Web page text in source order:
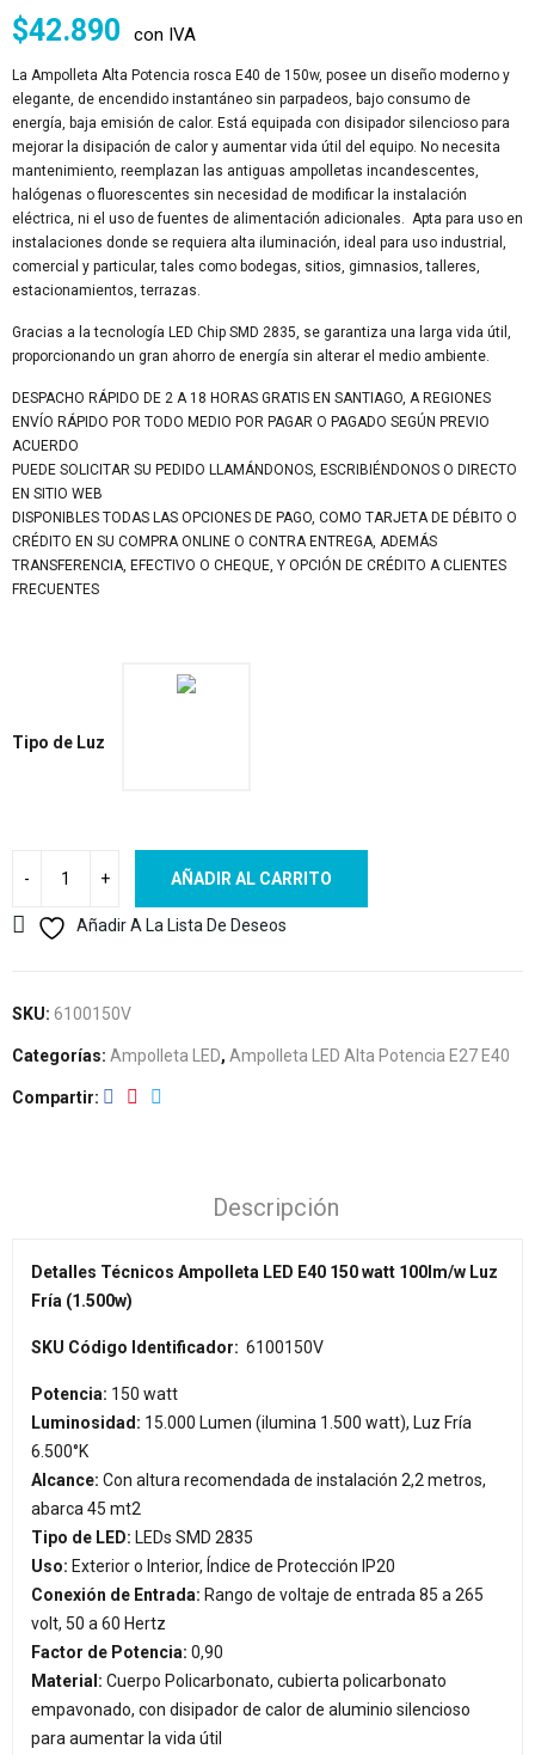
$42.890 con IVA
La Ampolleta Alta Potencia rosca E40 de 150w, posee un diseño moderno y
elegante, de encendido instantáneo sin parpadeos, bajo consumo de
energía, baja emisión de calor. Está equipada con disipador silencioso para
mejorar la disipación de calor y aumentar vida útil del equipo. No necesita
mantenimiento, reemplazan las antiguas ampolletas incandescentes,
halógenas o fluorescentes sin necesidad de modificar la instalación
eléctrica, ni el uso de fuentes de alimentación adicionales. Apta para uso en
instalaciones donde se requiera alta iluminación, ideal para uso industrial,
comercial y particular, tales como bodegas, sitios, gimnasios, talleres,
estacionamientos, terrazas.
Gracias a la tecnología LED Chip SMD 2835, se garantiza una larga vida útil,
proporcionando un gran ahorro de energía sin alterar el medio ambiente.
DESPACHO RÁPIDO DE 2 A 18 HORAS GRATIS EN SANTIAGO, A REGIONES
ENVÍO RÁPIDO POR TODO MEDIO POR PAGAR O PAGADO SEGÚN PREVIO
ACUERDO
PUEDE SOLICITAR SU PEDIDO LLAMÁNDONOS, ESCRIBIÉNDONOS O DIRECTO
EN SITIO WEB
DISPONIBLES TODAS LAS OPCIONES DE PAGO, COMO TARJETA DE DÉBITO O
CRÉDITO EN SU COMPRA ONLINE O CONTRA ENTREGA, ADEMÁS
TRANSFERENCIA, EFECTIVO O CHEQUE, Y OPCIÓN DE CRÉDITO A CLIENTES
FRECUENTES
Tipo de Luz
AÑADIR AL CARRITO
Añadir A La Lista De Deseos
SKU: 6100150V
Categorías: Ampolleta LED, Ampolleta LED Alta Potencia E27 E40
Compartir
Descripción
Detalles Técnicos Ampolleta LED E40 150 watt 100lm/w Luz
Fría (1.500w)
SKU Código Identificador: 6100150V
Potencia: 150 watt
Luminosidad: 15.000 Lumen (ilumina 1.500 watt), Luz Fría
6.500°K
Alcance: Con altura recomendada de instalación 2,2 metros,
abarca 45 mt2
Tipo de LED: LEDs SMD 2835
Uso: Exterior o Interior, Índice de Protección IP20
Conexión de Entrada: Rango de voltaje de entrada 85 a 265
volt, 50 a 60 Hertz
Factor de Potencia: 0,90
Material: Cuerpo Policarbonato, cubierta policarbonato
empavonado, con disipador de calor de aluminio silencioso
para aumentar la vida útil